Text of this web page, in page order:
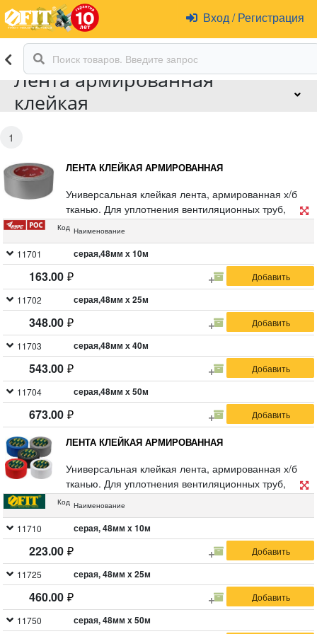
Вход /Регистрация
Лента армированная
клейкая
1
ЛЕНТА КЛЕЙКАЯ АРМИРОВАННАЯ
Универсальная клейкая лента, армированная х/б
тканью. Для уплотнения вентиляционных труб,
ремонта различных поверхностей, резиновых
элементов упаковки, несущих повышенные
нагрузки. Обладает высокой прочностью на разрыв
и низким коэффицентом удлинения.
Код Наименование
11701 серая,48мм х 10м
163.00
11702 серая,48мм х 25м
348.00
11703 серая,48мм х 40м
543.00
11704 серая,48мм х 50м
673.00
ЛЕНТА КЛЕЙКАЯ АРМИРОВАННАЯ
Универсальная клейкая лента, армированная х/б
тканью. Для уплотнения вентиляционных труб,
ремонта различных поверхностей, резиновых
элементов упаковки, несущих повышенные
нагрузки. Обладает высокой прочностью на разрыв
и низким коэффициентом удлинения.
Код Наименование
11710 серая, 48мм х 10м
223.00
11725 серая, 48мм х 25м
460.00
11750 серая, 48мм х 50м